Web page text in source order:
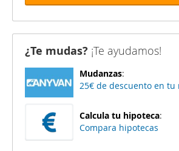
¿Te mudas? ¡Te ayudamos!
Mudanzas:
25€ de descuento en tu
Calcula tu hipoteca:
Compara hipotecas